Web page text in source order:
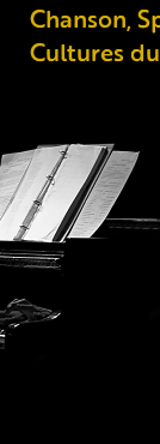
Chanson,
Cultures